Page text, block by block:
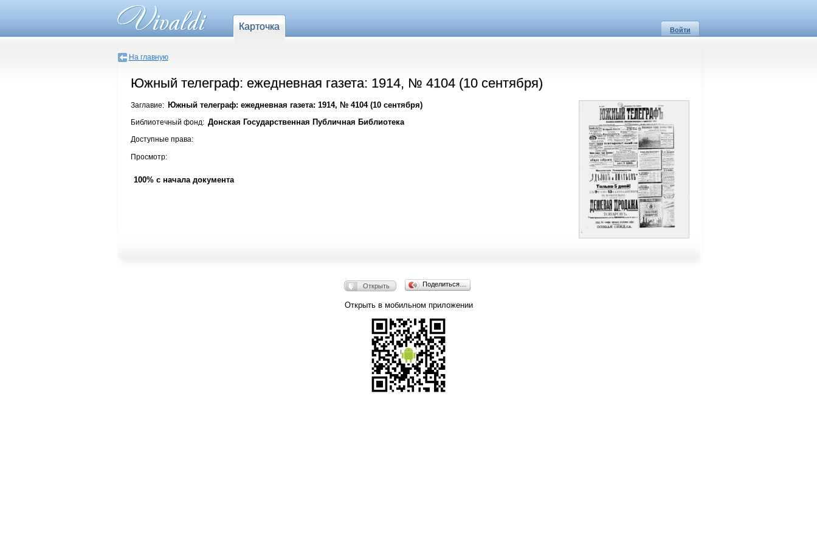
Карточка Войти
На главную
Южный телеграф: ежедневная газета: 1914, № 4104 (10 сентября)
Заглавие: Южный телеграф: ежедневная газета: 1914, № 4104 (10 сентября)
Библиотечный фонд: Донская Государственная Публичная Библиотека
Доступные права:
Просмотр:
100% с начала документа
Открыть Поделиться…
Открыть в мобильном приложении